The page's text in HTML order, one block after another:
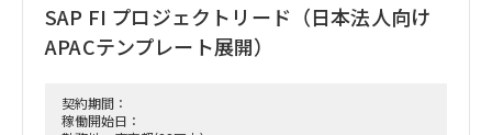
SAP FI プロジェクトリード（日本法人向け
APACテンプレート展開）
契約期間：
稼働開始日：